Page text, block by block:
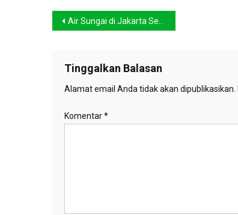
Navigasi
Air Sungai di Jakarta Sekarang Dilevel Aman
Tinggalkan Balasan
Alamat email Anda tidak akan dipublikasikan.
Komentar*